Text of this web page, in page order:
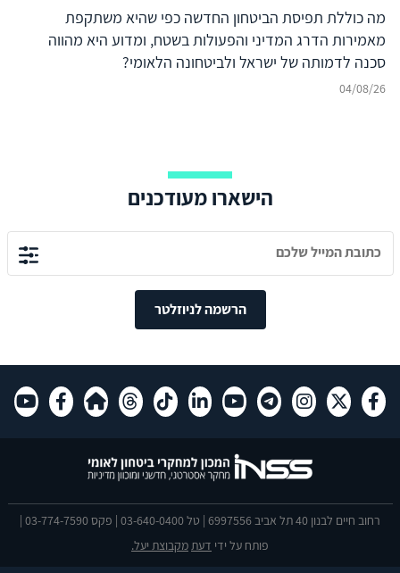
מה כוללת תפיסת הביטחון החדשה כפי שהיא משתקפת
מאמירות הדרג המדיני והפעולות בשטח, ומדוע היא מהווה
סכנה לדמותה של ישראל ולביטחונה הלאומי?
04/08/26
הישארו מעודכנים
הרשמה לניוזלטר
רחוב חיים לבנון 40 תל אביב 6997556 | טל 03-640-0400 | פקס 03-774-7590 |
פותח על ידי דעת מקבוצת יעל.